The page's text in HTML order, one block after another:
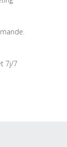
7j/7